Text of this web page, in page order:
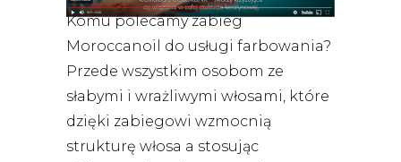
Komu polecamy zabieg
Moroccanoil do usługi farbowania?
Przede wszystkim osobom ze
słabymi i wrażliwymi włosami, które
dzięki zabiegowi wzmocnią
strukturę włosa a stosując